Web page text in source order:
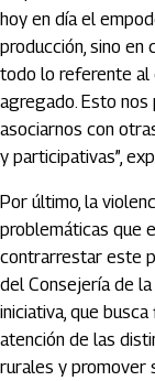
hoy en día el
producción, sino en
todo lo referente al
agregado. Esto
asociarnos con
y participativas”,
Por último, la
problemáticas que
contrarrestar este
del Consejería de la
iniciativa, que
atención de las
rurales y promover